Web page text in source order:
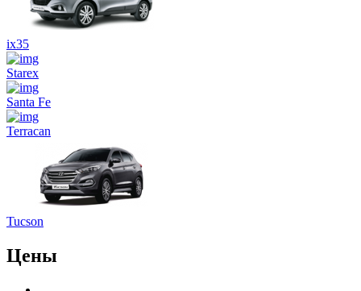
ix35
Starex
Santa Fe
Terracan
Tucson
Цены